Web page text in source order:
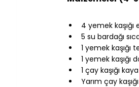
4 yemek
5 su bardağı
1 yemek kaşığı
1 yemek kaşığı
1 çay kaşığı
Yarım çay